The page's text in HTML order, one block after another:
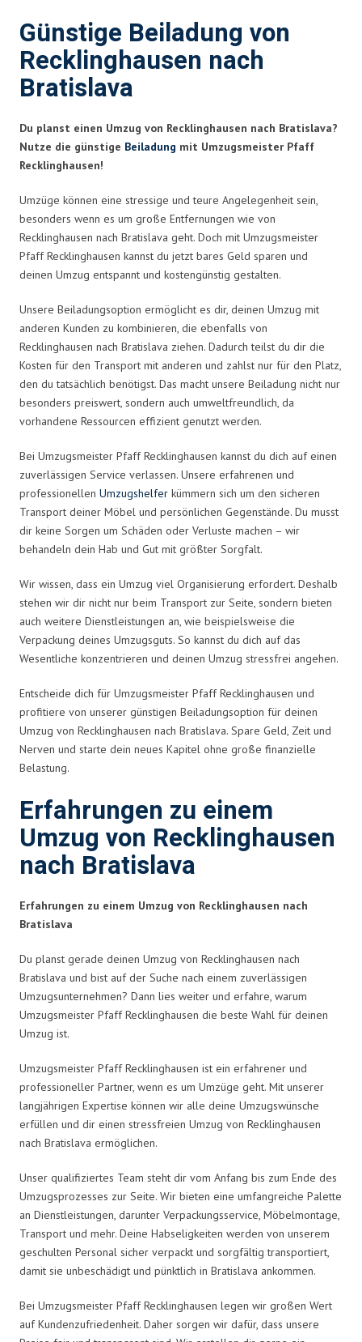
Günstige Beiladung von
Recklinghausen nach
Bratislava
Du planst einen Umzug von Recklinghausen nach Bratislava?
Nutze die günstige Beiladung mit Umzugsmeister Pfaff
Recklinghausen!
Umzüge können eine stressige und teure Angelegenheit sein,
besonders wenn es um große Entfernungen wie von
Recklinghausen nach Bratislava geht. Doch mit Umzugsmeister
Pfaff Recklinghausen kannst du jetzt bares Geld sparen und
deinen Umzug entspannt und kostengünstig gestalten.
Unsere Beiladungsoption ermöglicht es dir, deinen Umzug mit
anderen Kunden zu kombinieren, die ebenfalls von
Recklinghausen nach Bratislava ziehen. Dadurch teilst du dir die
Kosten für den Transport mit anderen und zahlst nur für den Platz,
den du tatsächlich benötigst. Das macht unsere Beiladung nicht nur
besonders preiswert, sondern auch umweltfreundlich, da
vorhandene Ressourcen effizient genutzt werden.
Bei Umzugsmeister Pfaff Recklinghausen kannst du dich auf einen
zuverlässigen Service verlassen. Unsere erfahrenen und
professionellen Umzugshelfer kümmern sich um den sicheren
Transport deiner Möbel und persönlichen Gegenstände. Du musst
dir keine Sorgen um Schäden oder Verluste machen – wir
behandeln dein Hab und Gut mit größter Sorgfalt.
Wir wissen, dass ein Umzug viel Organisierung erfordert. Deshalb
stehen wir dir nicht nur beim Transport zur Seite, sondern bieten
auch weitere Dienstleistungen an, wie beispielsweise die
Verpackung deines Umzugsguts. So kannst du dich auf das
Wesentliche konzentrieren und deinen Umzug stressfrei angehen.
Entscheide dich für Umzugsmeister Pfaff Recklinghausen und
profitiere von unserer günstigen Beiladungsoption für deinen
Umzug von Recklinghausen nach Bratislava. Spare Geld, Zeit und
Nerven und starte dein neues Kapitel ohne große finanzielle
Belastung.
Erfahrungen zu einem
Umzug von Recklinghausen
nach Bratislava
Erfahrungen zu einem Umzug von Recklinghausen nach
Bratislava
Du planst gerade deinen Umzug von Recklinghausen nach
Bratislava und bist auf der Suche nach einem zuverlässigen
Umzugsunternehmen? Dann lies weiter und erfahre, warum
Umzugsmeister Pfaff Recklinghausen die beste Wahl für deinen
Umzug ist.
Umzugsmeister Pfaff Recklinghausen ist ein erfahrener und
professioneller Partner, wenn es um Umzüge geht. Mit unserer
langjährigen Expertise können wir alle deine Umzugswünsche
erfüllen und dir einen stressfreien Umzug von Recklinghausen
nach Bratislava ermöglichen.
Unser qualifiziertes Team steht dir vom Anfang bis zum Ende des
Umzugsprozesses zur Seite. Wir bieten eine umfangreiche Palette
an Dienstleistungen, darunter Verpackungsservice, Möbelmontage,
Transport und mehr. Deine Habseligkeiten werden von unserem
geschulten Personal sicher verpackt und sorgfältig transportiert,
damit sie unbeschädigt und pünktlich in Bratislava ankommen.
Bei Umzugsmeister Pfaff Recklinghausen legen wir großen Wert
auf Kundenzufriedenheit. Daher sorgen wir dafür, dass unsere